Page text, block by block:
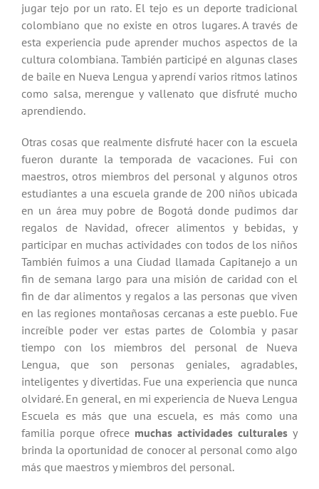
jugar tejo por un rato. El tejo es un deporte tradicional
colombiano que no existe en otros lugares. A través de
esta experiencia pude aprender muchos aspectos de la
cultura colombiana. También participé en algunas clases
de baile en Nueva Lengua y aprendí varios ritmos latinos
como salsa, merengue y vallenato que disfruté mucho
aprendiendo.
Otras cosas que realmente disfruté hacer con la escuela
fueron durante la temporada de vacaciones. Fui con
maestros, otros miembros del personal y algunos otros
estudiantes a una escuela grande de 200 niños ubicada
en un área muy pobre de Bogotá donde pudimos dar
regalos de Navidad, ofrecer alimentos y bebidas, y
participar en muchas actividades con todos de los niños
También fuimos a una Ciudad llamada Capitanejo a un
fin de semana largo para una misión de caridad con el
fin de dar alimentos y regalos a las personas que viven
en las regiones montañosas cercanas a este pueblo. Fue
increíble poder ver estas partes de Colombia y pasar
tiempo con los miembros del personal de Nueva
Lengua, que son personas geniales, agradables,
inteligentes y divertidas. Fue una experiencia que nunca
olvidaré. En general, en mi experiencia de Nueva Lengua
Escuela es más que una escuela, es más como una
familia porque ofrece muchas actividades culturales y
brinda la oportunidad de conocer al personal como algo
más que maestros y miembros del personal.